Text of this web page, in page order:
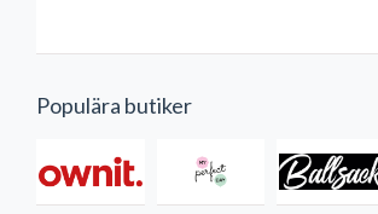
Populära butiker